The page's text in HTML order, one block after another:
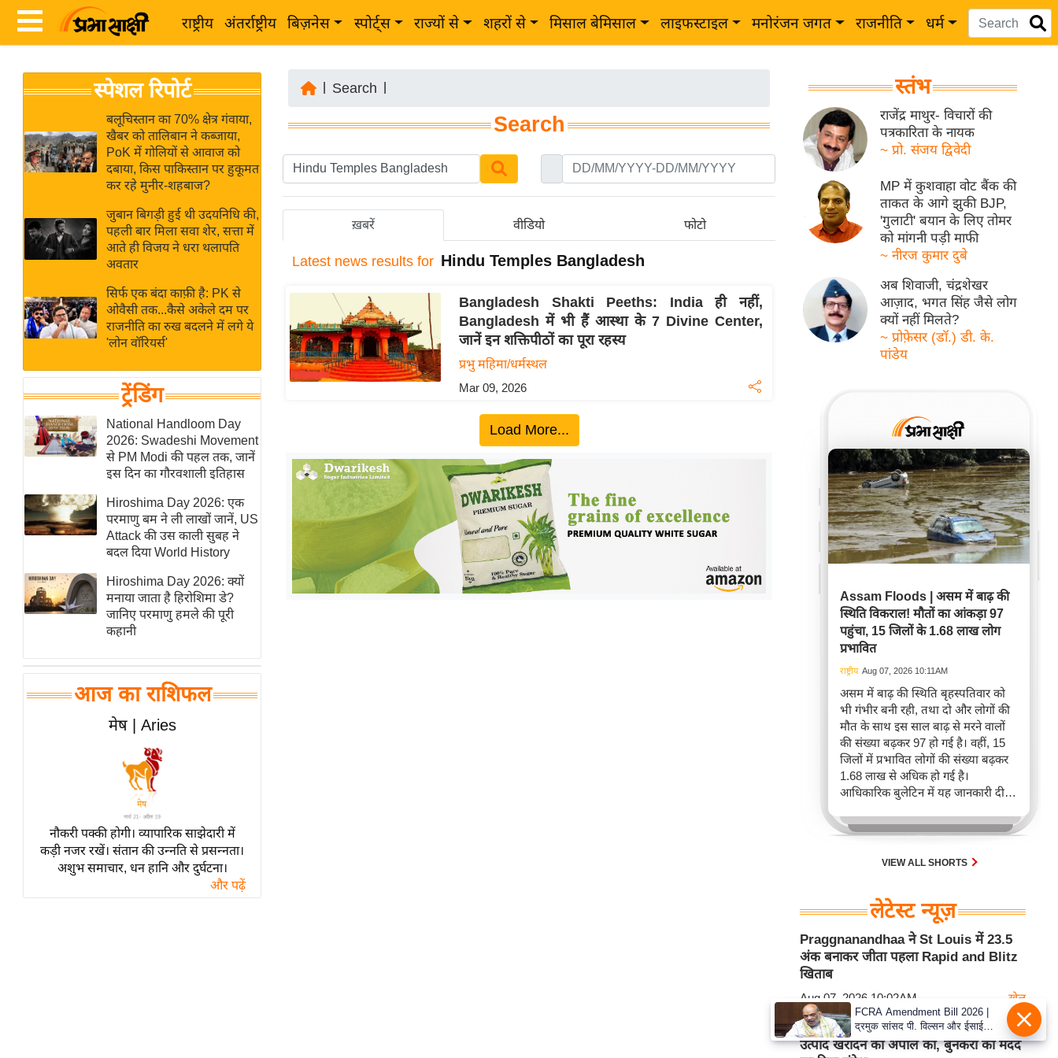
राष्ट्रीय अंतर्राष्ट्रीय बिज़नेस स्पोर्ट्स राज्यों से शहरों से मिसाल बेमिसाल लाइफस्टाइल मनोरंजन जगत राजनीति धर्म
News
Hindi
Hindi
Live
News in
Hindi
News
Hindi
Videos
ब
र
अंतर्राष्ट्रीय
बिज़नेस
उद्योग
विशेषज्ञ
राय
खेल
क्रिकेट
IPL
2026
ई-पेपर
मिसाल बेमिसाल
शख्सियत
यंग इंडिया
साहित्य जगत
ऑटो वर्ल्ड
मनोरंजन जगत
बॉलीवुड
हॉलीवुड
Breaking
लाइफस्टाइल
टेक्नॉलॉजी
ब्यूटी/फैशन
स्पेशल रिपोर्ट
बलूचिस्तान का 70% क्षेत्र गंवाया,
खैबर को तालिबान ने कब्जाया,
PoK में गोलियों से आवाज को
दबाया, किस पाकिस्तान पर हुकूमत
कर रहे मुनीर-शहबाज?
जुबान बिगड़ी हुई थी उदयनिधि की,
पहली बार मिला सवा शेर, सत्ता में
आते ही विजय ने धरा थलापति
अवतार
सिर्फ एक बंदा काफ़ी है: PK से
ओवैसी तक...कैसे अकेले दम पर
राजनीति का रुख बदलने में लगे ये
'लोन वॉरियर्स'
ट्रेंडिंग
National Handloom Day
2026: Swadeshi Movement
से PM Modi की पहल तक, जानें
इस दिन का गौरवशाली इतिहास
Hiroshima Day 2026: एक
परमाणु बम ने ली लाखों जानें, US
Attack की उस काली सुबह ने
बदल दिया World History
Hiroshima Day 2026: क्यों
मनाया जाता है हिरोशिमा डे?
जानिए परमाणु हमले की पूरी
कहानी
आज का राशिफल
मेष | Aries
नौकरी पक्की होगी। व्यापारिक साझेदारी में
कड़ी नजर रखें। संतान की उन्नति से प्रसन्नता।
अशुभ समाचार, धन हानि और दुर्घटना।
और पढ़ें
Search
Search
ख़बरें वीडियो फोटो
Latest news results for Hindu Temples Bangladesh
Bangladesh Shakti Peeths: India ही नहीं,
Bangladesh में भी हैं आस्था के 7 Divine Center,
जानें इन शक्तिपीठों का पूरा रहस्य
प्रभु महिमा/धर्मस्थल
Mar 09, 2026
Load More...
स्तंभ
राजेंद्र माथुर- विचारों की
पत्रकारिता के नायक
~ प्रो. संजय द्विवेदी
MP में कुशवाहा वोट बैंक की
ताकत के आगे झुकी BJP,
'गुलाटी' बयान के लिए तोमर
को मांगनी पड़ी माफी
~ नीरज कुमार दुबे
अब शिवाजी, चंद्रशेखर
आज़ाद, भगत सिंह जैसे लोग
क्यों नहीं मिलते?
~ प्रोफ़ेसर (डॉ.) डी. के.
पांडेय
Assam Floods | असम में बाढ़ की
स्थिति विकराल! मौतों का आंकड़ा 97
पहुंचा, 15 जिलों के 1.68 लाख लोग
प्रभावित
राष्ट्रीय Aug 07, 2026 10:11AM
असम में बाढ़ की स्थिति बृहस्पतिवार को
भी गंभीर बनी रही, तथा दो और लोगों की
मौत के साथ इस साल बाढ़ से मरने वालों
की संख्या बढ़कर 97 हो गई है। वहीं, 15
जिलों में प्रभावित लोगों की संख्या बढ़कर
1.68 लाख से अधिक हो गई है।
आधिकारिक बुलेटिन में यह जानकारी दी
VIEW ALL SHORTS
लेटेस्ट न्यूज़
Praggnanandhaa ने St Louis में 23.5
अंक बनाकर जीता पहला Rapid and Blitz
खिताब
Aug 07, 2026 10:02AM खेल
PM Modi ने Handloom Day पर हथकरघा
उत्पाद खरीदने की अपील की, बुनकरों की मदद
FCRA Amendment Bill 2026 |
द्रमुक सांसद पी. विल्सन और ईसाई
नेताओं ने गृह मंत्री अमित शाह से की
मुलाकात, कानून वापस लेने की मांग